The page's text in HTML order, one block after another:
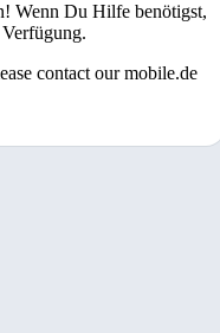
Wenn Du Hilfe benötigst,
contact our mobile.de